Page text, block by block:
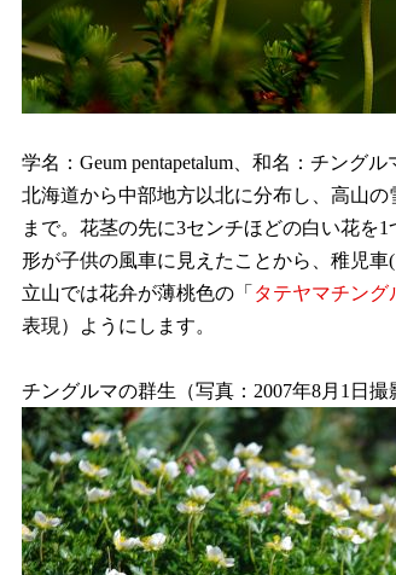
学名：Geum pentapetalum、和名：チングル
北海道から中部地方以北に分布し、高山
まで。花茎の先に3センチほどの白い花を
形が子供の風車に見えたことから、稚児
立山では花弁が薄桃色の「 タテヤマチング
表現）ようにします。
チングルマの群生（写真：2007年8月1日撮